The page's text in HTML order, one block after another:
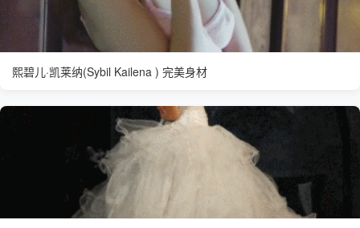
熙碧儿·凯莱纳(Sybil Kailena ) 完美身材